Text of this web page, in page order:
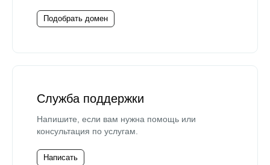
Подобрать домен
Служба поддержки
Напишите, если вам нужна помощь или
консультация по услугам.
Написать